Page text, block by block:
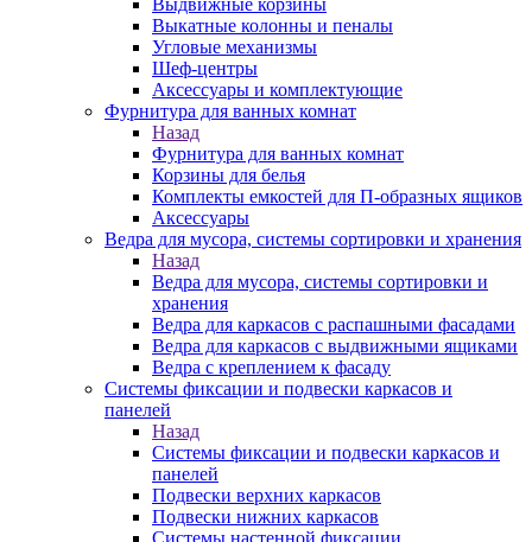
Выдвижные корзины
Выкатные колонны и пеналы
Угловые механизмы
Шеф-центры
Аксессуары и комплектующие
Фурнитура для ванных комнат
Назад
Фурнитура для ванных комнат
Корзины для белья
Комплекты емкостей для П-образных ящиков
Аксессуары
Ведра для мусора, системы сортировки и хранения
Назад
Ведра для мусора, системы сортировки и
хранения
Ведра для каркасов с распашными фасадами
Ведра для каркасов с выдвижными ящиками
Ведра с креплением к фасаду
Системы фиксации и подвески каркасов и
панелей
Назад
Системы фиксации и подвески каркасов и
панелей
Подвески верхних каркасов
Подвески нижних каркасов
Системы настенной фиксации